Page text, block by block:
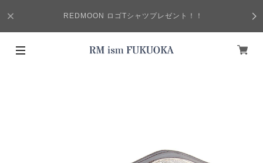
REDMOON ロゴTシャツプレゼント！！